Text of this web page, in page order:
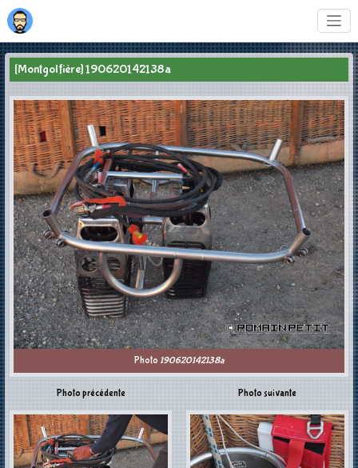
[Montgolfière] 190620142138a
Photo 190620142138a
Photo précédente Photo suivante